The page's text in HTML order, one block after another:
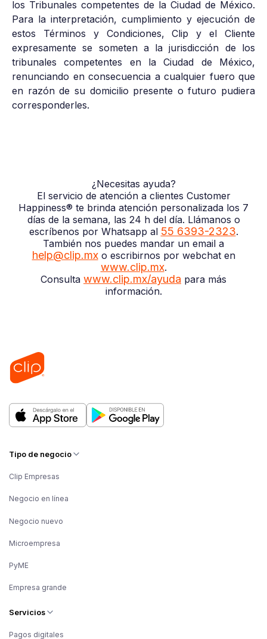
los Tribunales competentes de la Ciudad de México.
Para la interpretación, cumplimiento y ejecución de
estos Términos y Condiciones, Clip y el Cliente
expresamente se someten a la jurisdicción de los
tribunales competentes en la Ciudad de México,
renunciando en consecuencia a cualquier fuero que
en razón de su domicilio presente o futuro pudiera
corresponderles.
¿Necesitas ayuda?
El servicio de atención a clientes Customer
Happiness® te brinda atención personalizada los 7
días de la semana, las 24 h del día. Llámanos o
escríbenos por Whatsapp al 55 6393-2323.
También nos puedes mandar un email a
help@clip.mxo escribirnos por webchat en
www.clip.mx.
Consulta www.clip.mx/ayuda para más
información.
Servicios
Pagos digitales
Tipo de negocio
Clip Empresas
Negocio en línea
Negocio nuevo
Microempresa
PyME
Empresa grande